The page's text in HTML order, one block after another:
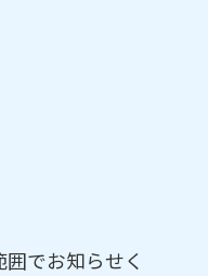
でお知らせく